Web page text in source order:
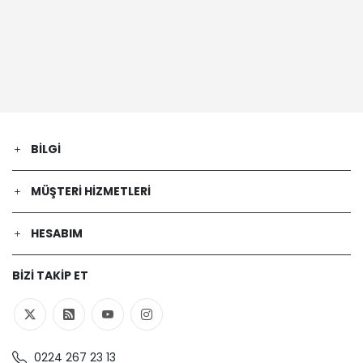
95 (SH8FSC, SH8FP0, SH8FP6)
(Benzin) - 70 Kw 95 Ps | 2008-12-01 /
2015-12-01
Ps | 2002-07-01 / 2007-02-01
2019-12-01
PEUGEOT | 207 Sedan | 1.4 Flex
BILGI
MÜŞTERI HIZMETLERI
HESABIM
BIZI TAKIP ET
0224 267 23 13